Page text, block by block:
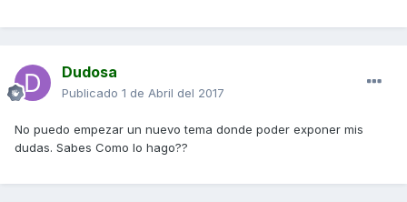
Dudosa
Publicado 1 de Abril del 2017
No puedo empezar un nuevo tema donde poder exponer mis
dudas. Sabes Como lo hago??